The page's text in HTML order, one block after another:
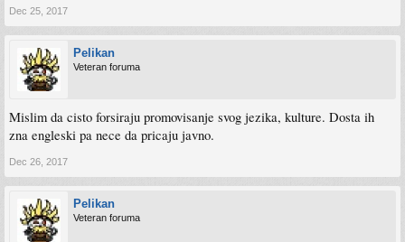
Dec 25, 2017
Pelikan
Veteran foruma
Mislim da cisto forsiraju promovisanje svog jezika, kulture. Dosta ih
zna engleski pa nece da pricaju javno.
Dec 26, 2017
Pelikan
Veteran foruma